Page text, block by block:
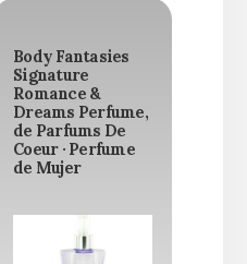
Body Fantasies
Signature
Romance &
Dreams Perfume,
de Parfums De
Coeur · Perfume
de Mujer